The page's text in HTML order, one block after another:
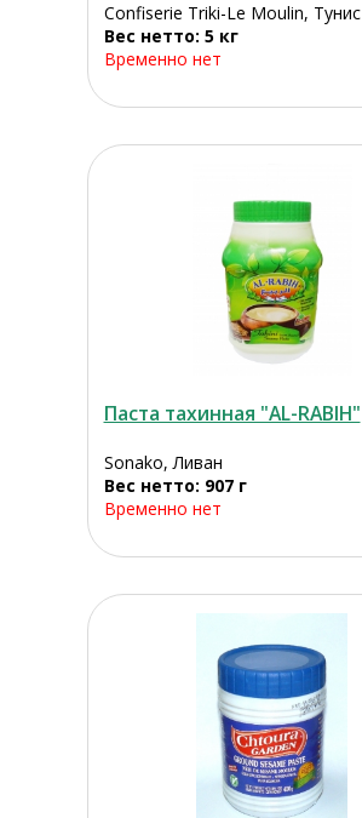
Confiserie Triki-Le Moulin, Тунис
Вес нетто: 5 кг
Временно нет
Паста тахинная "AL-RABIH"
Sonako, Ливан
Вес нетто: 907 г
Временно нет